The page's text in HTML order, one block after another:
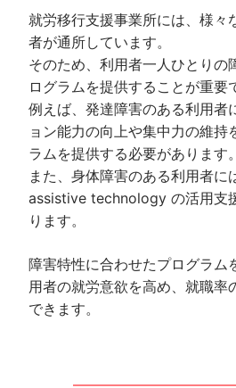
就労移行支援事業所には、様々
者が通所しています。
そのため、利用者一人ひとりの
ログラムを提供することが重要
例えば、発達障害のある利用者
ョン能力の向上や集中力の維持
ラムを提供する必要があります。
また、身体障害のある利用者に
assistive technology の活用支
ります。
障害特性に合わせたプログラム
用者の就労意欲を高め、就職率
できます。